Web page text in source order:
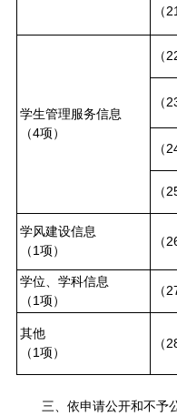
（
学生管理服务信息
（4项）
（
（
（
（
学风建设信息
（1项）
（
学位、学科信息
（1项）
（
其他
（1项）
（
三、依申请公开和不予